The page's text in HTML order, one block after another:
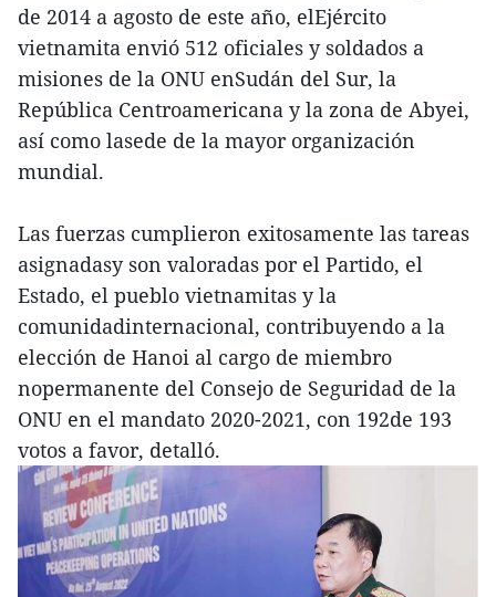
de 2014 a agosto de este año, elEjército
vietnamita envió 512 oficiales y soldados a
misiones de la ONU enSudán del Sur, la
República Centroamericana y la zona de Abyei,
así como lasede de la mayor organización
mundial.
Las fuerzas cumplieron exitosamente las tareas
asignadasy son valoradas por el Partido, el
Estado, el pueblo vietnamitas y la
comunidadinternacional, contribuyendo a la
elección de Hanoi al cargo de miembro
nopermanente del Consejo de Seguridad de la
ONU en el mandato 2020-2021, con 192de 193
votos a favor, detalló.